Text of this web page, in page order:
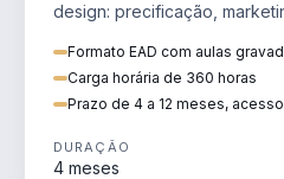
design: precificação,
Formato EAD com aulas
Carga horária de 360 horas
Prazo de 4 a 12 meses,
DURAÇÃO
4 meses